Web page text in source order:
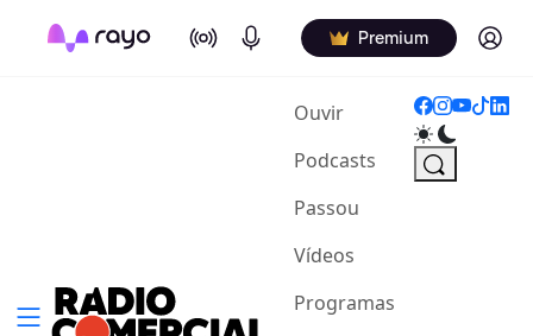
On Air Podcasts Premium Log in
Ouvir(current)
Podcasts
Passou
Vídeos
Programas